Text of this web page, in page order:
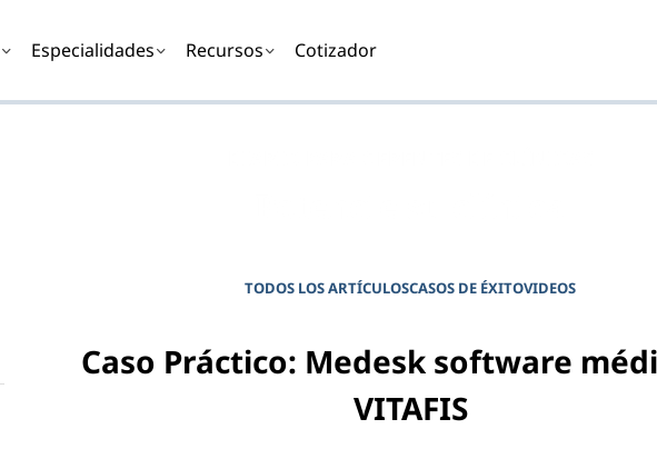
Especialidades Recursos Cotizador
TODOS LOS ARTÍCULOSCASOS DE ÉXITOVIDEOS
Caso Práctico: Medesk software
VITAFIS